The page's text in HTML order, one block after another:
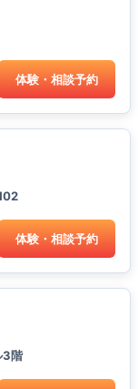
体験・相談予約
体験・相談予約
3階